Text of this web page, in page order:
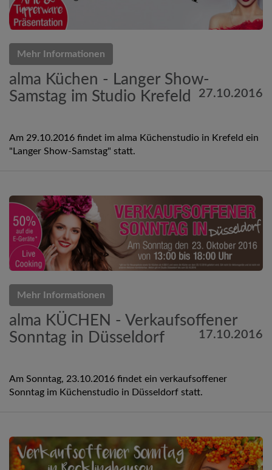
Mehr Informationen
alma Küchen - Langer Show-
Samstag im Studio Krefeld
27.10.2016
Am 29.10.2016 findet im alma Küchenstudio in Krefeld ein
"Langer Show-Samstag" statt.
Mehr Informationen
alma KÜCHEN - Verkaufsoffener
Sonntag in Düsseldorf
17.10.2016
Am Sonntag, 23.10.2016 findet ein verkaufsoffener
Sonntag im Küchenstudio in Düsseldorf statt.